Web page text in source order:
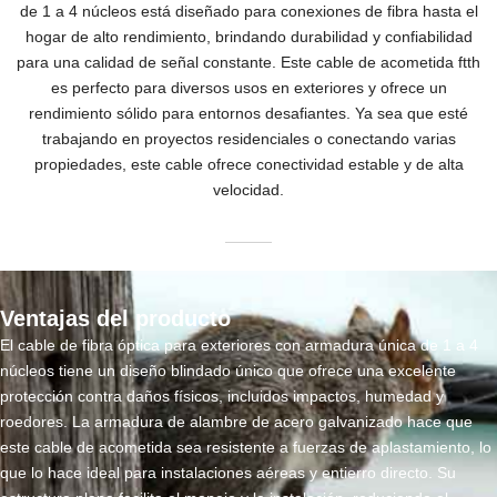
de 1 a 4 núcleos está diseñado para conexiones de fibra hasta el
hogar de alto rendimiento, brindando durabilidad y confiabilidad
para una calidad de señal constante. Este cable de acometida ftth
es perfecto para diversos usos en exteriores y ofrece un
rendimiento sólido para entornos desafiantes. Ya sea que esté
trabajando en proyectos residenciales o conectando varias
propiedades, este cable ofrece conectividad estable y de alta
velocidad.
Ventajas del producto
El cable de fibra óptica para exteriores con armadura única de 1 a 4
núcleos tiene un diseño blindado único que ofrece una excelente
protección contra daños físicos, incluidos impactos, humedad y
roedores. La armadura de alambre de acero galvanizado hace que
este cable de acometida sea resistente a fuerzas de aplastamiento, lo
que lo hace ideal para instalaciones aéreas y entierro directo. Su